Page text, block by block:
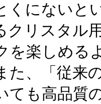
くにないと
クリスタル
を楽しめる
た、「従来
ても高品質